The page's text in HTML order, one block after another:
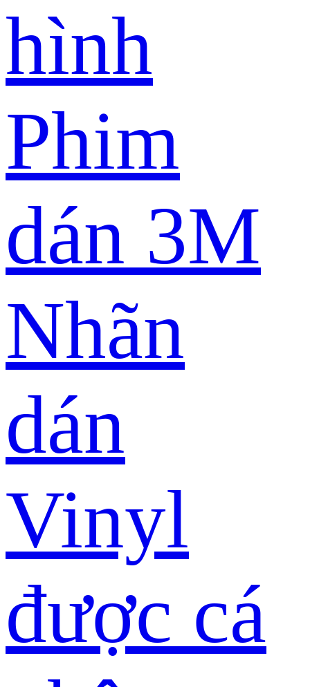
hình
Phim
dán 3M
Nhãn
dán
Vinyl
được cá